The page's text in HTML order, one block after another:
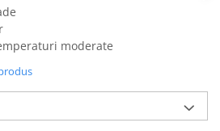
moderate